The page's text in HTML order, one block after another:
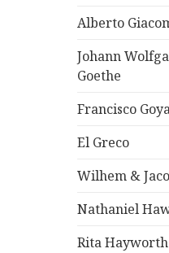
Alberto
Johann
Goethe
Francisco
El Greco
Wilhem &
Nathaniel
Rita Hayworth